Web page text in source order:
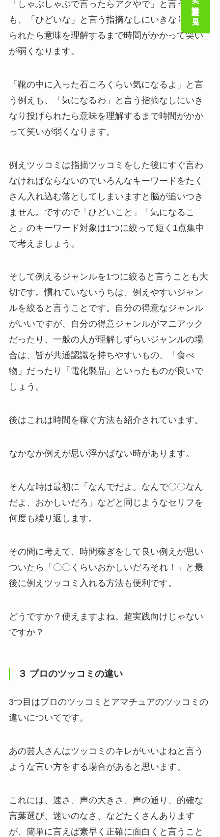
「しゃぶしゃぶで言ったらアクやで」と言う例え
も、「ひどいな」と言う指摘なしにいきなり投げ
られたら意味を理解するまで時間がかかって笑い
が弱くなります。
「靴の中に入った石ころくらい気になるよ」と言
う例えも、「気になるわ」と言う指摘なしにいき
なり投げられたら意味を理解するまで時間がかか
って笑いが弱くなります。
例えツッコミは指摘ツッコミをした後にすぐ言わ
なければならないのでいろんなキーワードをたく
さん入れ込む落としてしまいますと脳が追いつき
ません。ですので「ひどいこと」「気になるこ
と」のキーワード対象は1つに絞って短く1点集中
で考えましょう。
そして例えるジャンルを1つに絞ると言うことも大
切です。慣れていないうちは、 例えやすいジャン
ルを絞る と言うことです。自分の得意なジャンル
がいいですが、自分の得意ジャンルがマニアック
だったり、一般の人が理解しずらいジャンルの場
合は、皆が共通認識を持ちやすいもの、「食べ
物」だったり「電化製品」といったものが良いで
しょう。
後はこれは時間を稼ぐ方法も紹介されています。
なかなか例えが思い浮かばない時があります。
そんな時は最初に「なんでだよ。なんで〇〇なん
だよ、おかしいだろ」などと同じようなセリフを
何度も繰り返します。
その間に考えて、時間稼ぎをして 良い例えが思い
ついたら「〇〇くらいおかしいだろそれ！」と最
後に例えツッコミ入れる方法も便利です。
どうですか？使えますよね。超実践向けじゃない
ですか？
３ プロのツッコミの違い
3つ目はプロのツッコミとアマチュアのツッコミの
違いについてです。
あの芸人さんはツッコミのキレがいいよねと言う
ような言い方をする場合があると思います。
これには、速さ、声の大きさ、声の通り、的確な
言葉選び、迷いのなさ、などたくさんあります
が、簡単に言えば素早く正確に面白くと言うこと